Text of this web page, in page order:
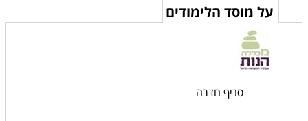
על מוסד הלימודים
סניף חדרה